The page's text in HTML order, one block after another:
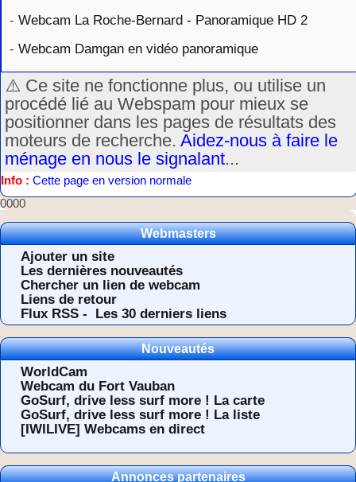
- Webcam La Roche-Bernard - Panoramique HD 2
- Webcam Damgan en vidéo panoramique
⚠️ Ce site ne fonctionne plus, ou utilise un
procédé lié au Webspam pour mieux se
positionner dans les pages de résultats des
moteurs de recherche. Aidez-nous à faire le
ménage en nous le signalant...
Info : Cette page en version normale
0000
Webmasters
Ajouter un site
Les dernières nouveautés
Chercher un lien de webcam
Liens de retour
Flux RSS -
Les 30 derniers liens
Nouveautés
WorldCam
Webcam du Fort Vauban
GoSurf, drive less surf more ! La carte
GoSurf, drive less surf more ! La liste
[IWILIVE] Webcams en direct
Annonces partenaires